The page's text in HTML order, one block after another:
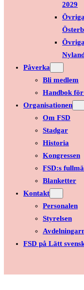
2029
Påverka
Bli medlem
Handbok
Organisationen
Om FSD
Stadgar
Historia
Kongressen
FSD:s
Blanketter
Kontakt
Personalen
Styrelsen
FSD på Lätt